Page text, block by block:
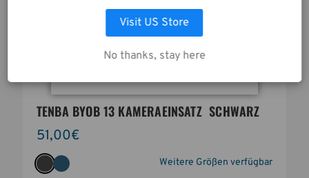
TENBA BYOB 13 KAMERAEINSATZ  SCHWARZ
51,00€
Weitere Größen verfügbar
AUSWAHL ANPASSEN
ALLE COOKIES AKZEPTIEREN
Visit US Store
No thanks, stay here